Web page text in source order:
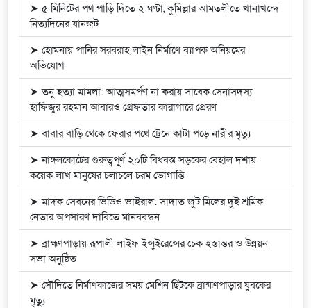
➤ ৫ মিনিটের পথ পাড়ি দিতে ২ ঘণ্টা, কুমিল্লার আমতলীতে খানাখন্দে
নিত্যদিনের যানজট
➤ হোমনায় পানির সরবরাহ লাইন নির্মাণে ব্যাপক অনিয়মের
অভিযোগ
➤ তনু হত্যা মামলা: আত্মসমর্পণ না করায় সাবেক সেনাসদস্য
হাফিজুর রহমান আবারও গ্রেফতার কারাগারে প্রেরণ
➤ বাবার বাড়ি থেকে ফেরার পথে ট্রেনে কাটা পড়ে নারীর মৃত্যু
➤ নাঙ্গলকোটের গুরুত্বপূর্ণ ২০টি বিধবস্ত সড়কের বেহাল দশায়
কয়েক লাখ মানুষের চলাচলে চরম ভোগান্তি
➤ মাদক সেবনের ভিডিও ভাইরাল: সাদাত জুট মিলের দুই শ্রমিক
নেতার অপসারণ দাবিতে মানববন্ধন
➤ ব্রাহ্মণপাড়ায় রূপালী লাইফ ইন্সুইরেন্সের চেক হস্তান্তর ও উন্নয়ন
সভা অনুষ্ঠিত
➤ সৌদিতে নির্মাণকাজের সময় মেশিন ছিটকে ব্রাহ্মণপাড়ার যুবকের
মৃত্যু